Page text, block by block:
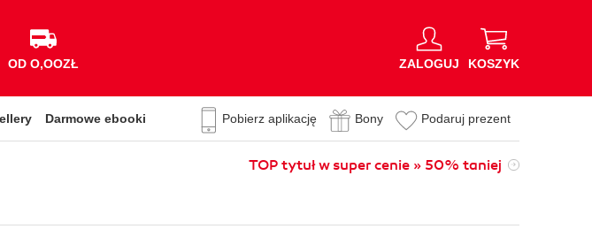
OD O,OOZŁ ZALOGUJ KOSZYK
Darmowe ebooki Pobierz aplikację Bony Podaruj prezent
TOP tytuł w super cenie » 50% taniej